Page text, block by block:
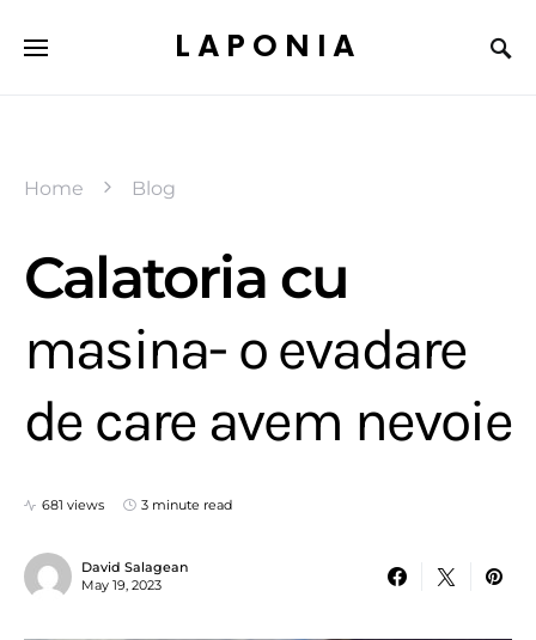
LAPONIA
Home Blog
Calatoria cu
masina- o evadare
de care avem nevoie
681 views 3 minute read
David Salagean
May 19, 2023